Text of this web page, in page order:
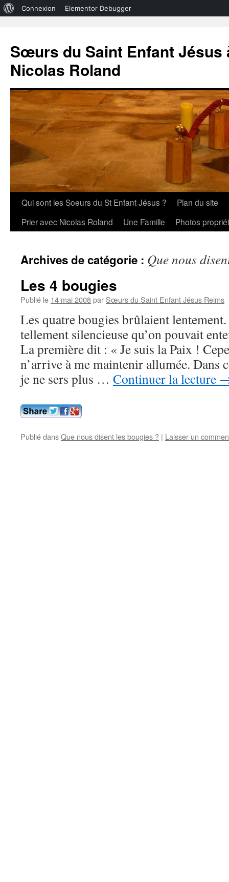
WordPress
Connexion Elementor Debugger
Sœurs du Saint Enfant Jésus
Nicolas Roland
Aller
Qui sont les Soeurs du St Enfant Jésus ? Plan du site
Prier avec Nicolas Roland
Une Famille Photos
Archives de catégorie : Que nous
Les 4 bougies
Publié le 14 mai 2008par Sœurs du Saint Enfant Jésus Reims
Les quatre bougies brûlaient
tellement silencieuse qu’on pouvait
La première dit : « Je suis la Paix !
n’arrive à me maintenir allumée. Dans
je ne sers plus … Continuer la lecture
Publié dansQue nous disent les bougies ? | Laisser un